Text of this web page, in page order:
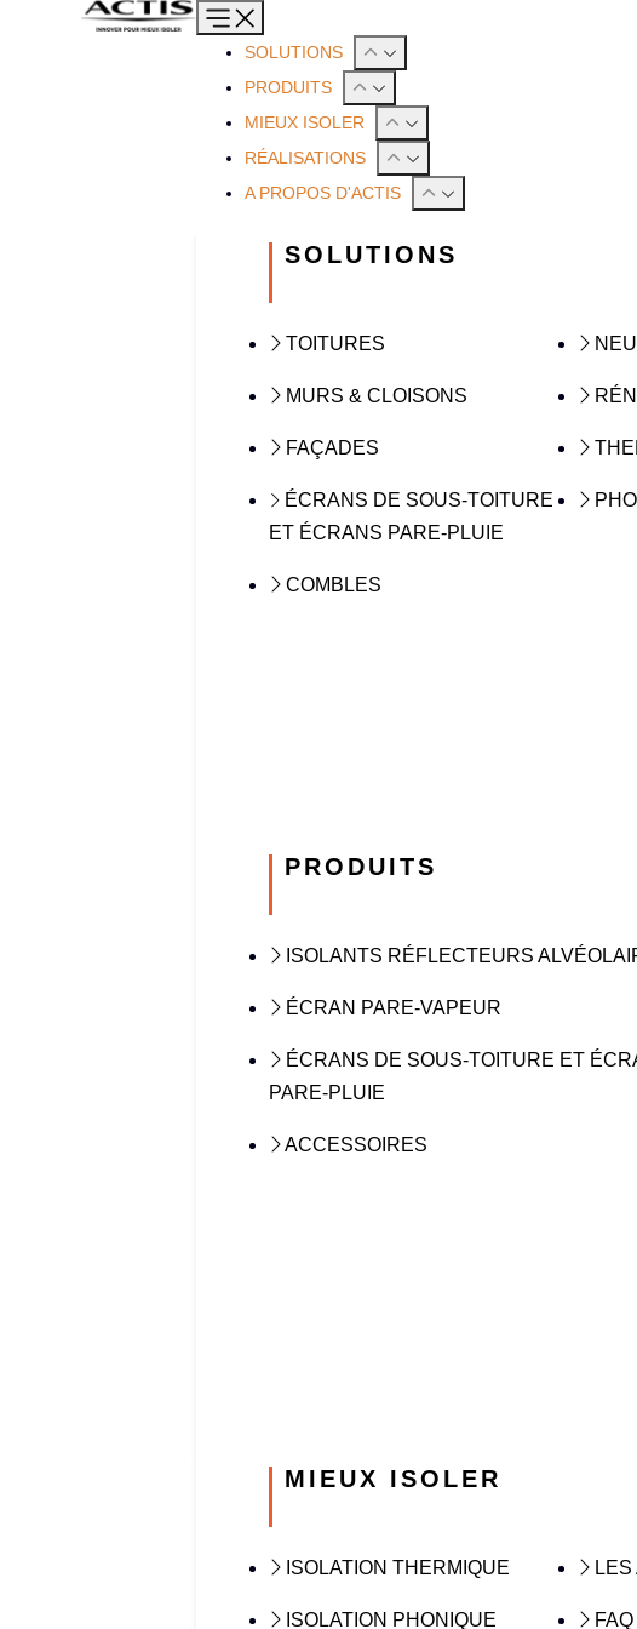
SOLUTIONS
PRODUITS
MIEUX ISOLER
RÉALISATIONS
A PROPOS D'ACTIS
SOLUTIONS
TOITURES
MURS & CLOISONS
FAÇADES
ÉCRANS DE SOUS-TOITURE
ET ÉCRANS PARE-PLUIE
COMBLES
PRODUITS
ISOLANTS RÉFLECTEURS
ÉCRAN PARE-VAPEUR
ÉCRANS DE SOUS-TOITURE ET
PARE-PLUIE
ACCESSOIRES
MIEUX ISOLER
ISOLATION THERMIQUE
ISOLATION PHONIQUE FAQ